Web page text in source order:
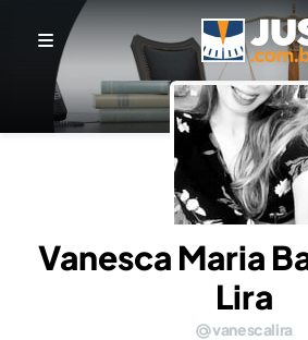
Vanesca Maria
Lira
vanescalira